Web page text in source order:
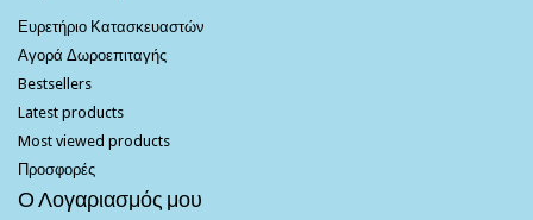
Ευρετήριο Κατασκευαστών
Αγορά Δωροεπιταγής
Bestsellers
Latest products
Most viewed products
Προσφορές
Ο Λογαριασμός μου